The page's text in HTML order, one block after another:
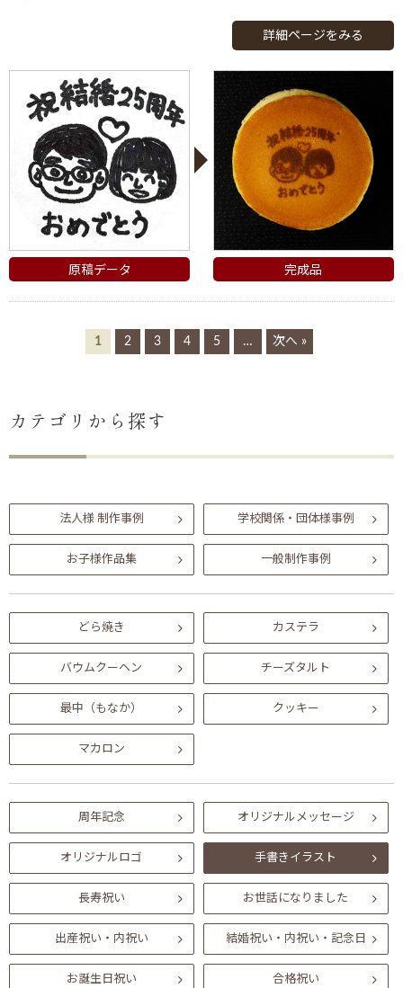
詳細ページをみる
原稿データ 完成品
1 2 3 4 5 … 次へ »
カテゴリから探す
法人様 制作事例 学校関係・団体様事例
お子様作品集 一般制作事例
どら焼き カステラ
バウムクーヘン チーズタルト
最中（もなか） クッキー
マカロン
周年記念 オリジナルメッセージ
オリジナルロゴ 手書きイラスト
長寿祝い お世話になりました
出産祝い・内祝い 結婚祝い・内祝い・記念日
お誕生日祝い 合格祝い